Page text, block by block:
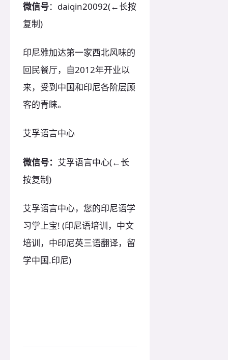
微信号：daiqin20092(←长按
复制)
印尼雅加达第一家西北风味的
回民餐厅，自2012年开业以
来，受到中国和印尼各阶层顾
客的青睐。
艾孚语言中心
微信号： 艾孚语言中心(←长
按复制)
艾孚语言中心，您的印尼语学
习掌上宝! (印尼语培训，中文
培训，中印尼英三语翻译，留
学中国.印尼)